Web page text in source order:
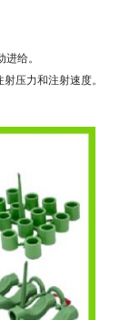
给。
压力和注射速度。